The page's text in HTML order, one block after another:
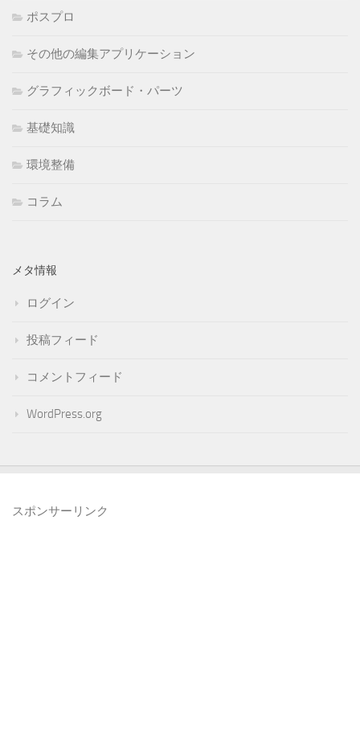
ポスプロ
その他の編集アプリケーション
グラフィックボード・パーツ
基礎知識
環境整備
コラム
メタ情報
ログイン
投稿フィード
コメントフィード
WordPress.org
スポンサーリンク